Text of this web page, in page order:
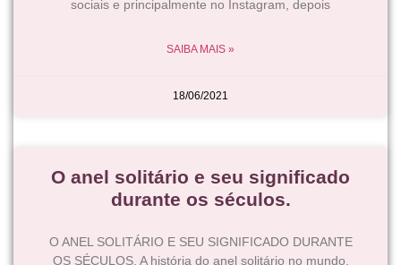
sociais e principalmente no Instagram, depois
SAIBA MAIS »
18/06/2021
O anel solitário e seu significado
durante os séculos.
O ANEL SOLITÁRIO E SEU SIGNIFICADO DURANTE
OS SÉCULOS. A história do anel solitário no mundo,